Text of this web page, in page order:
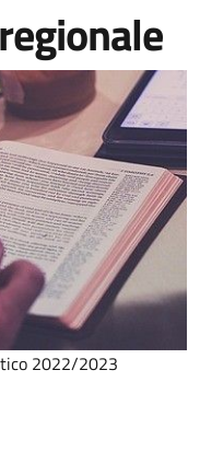
2022/2023